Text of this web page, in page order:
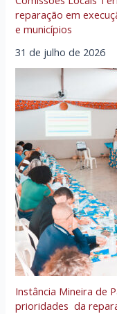
reparação em
e municípios
31 de julho de 2026
Instância Mineira de
prioridades da